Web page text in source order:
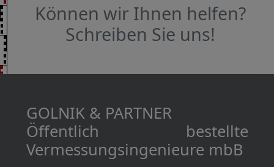
Können wir Ihnen helfen?
Schreiben Sie uns!
GOLNIK & PARTNER
Öffentlich bestellte
Vermessungs­­ingenieure mbB